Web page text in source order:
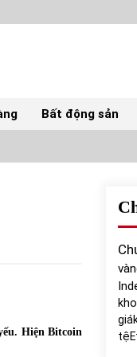
Bất động sản
Hiện Bitcoin
giá
tệ